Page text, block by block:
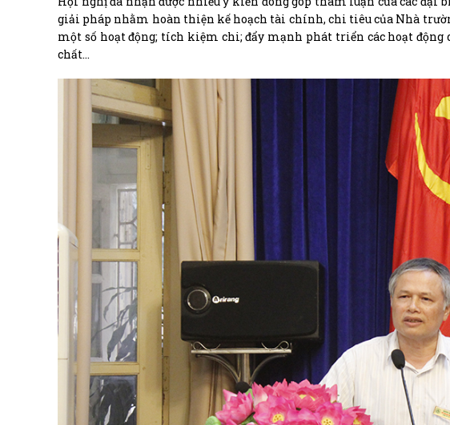
giải pháp nhằm hoàn thiện kế hoạch tài chính, chi tiêu của Nhà
một số hoạt động; tích kiệm chi; đẩy mạnh phát triển các hoạt động
chất…